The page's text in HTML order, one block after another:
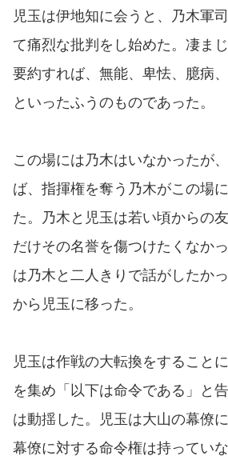
児玉は伊地知に会うと、乃木軍
て痛烈な批判をし始めた。凄ま
要約すれば、無能、卑怯、臆病
といったふうのものであった。
この場には乃木はいなかったが
ば、指揮権を奪う乃木がこの場
た。乃木と児玉は若い頃からの
だけその名誉を傷つけたくなか
は乃木と二人きりで話がしたか
から児玉に移った。
児玉は作戦の大転換をすること
を集め「以下は命令である」と
は動揺した。児玉は大山の幕僚
幕僚に対する命令権は持ってい